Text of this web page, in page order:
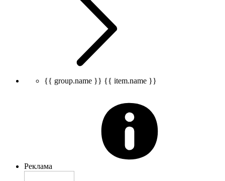
{{ group.name }} {{ item.name }}
Реклама